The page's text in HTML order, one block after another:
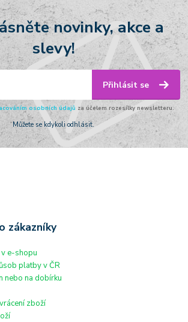
novinky, akce a
slevy!
Přihlásit se
osobních údajů za účelem rozesílky newsletteru.
Můžete se kdykoli odhlásit.
zákazníky
v e-shopu
platby v ČR
nebo na dobírku
zboží